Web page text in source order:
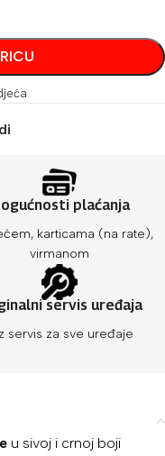
plaćanja
karticama (na rate),
virmanom
servis uređaja
servis za sve uređaje
u sivoj i crnoj boji